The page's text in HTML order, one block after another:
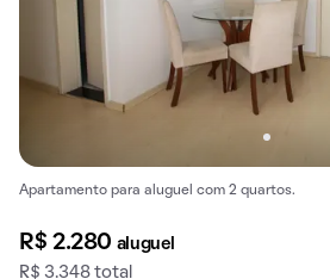
Apartamento para aluguel com 2 quartos.
R$ 2.280 aluguel
R$ 3.348 total